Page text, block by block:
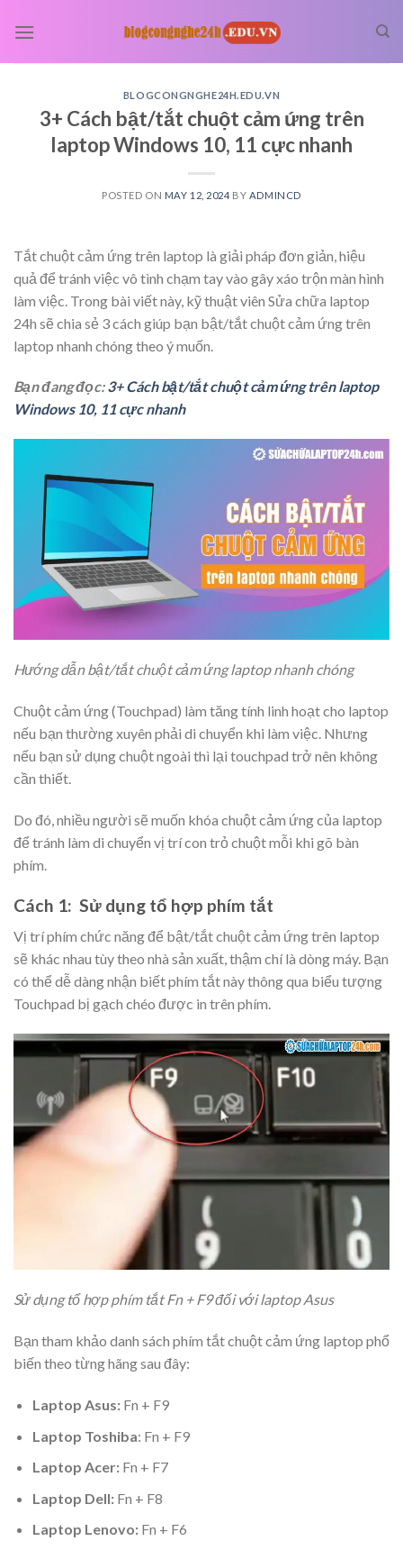
BLOGCONGNGHE24H.EDU.VN
3+ Cách bật/tắt chuột cảm ứng trên
laptop Windows 10, 11 cực nhanh
POSTED ON MAY 12, 2024 BY ADMINCD
Tắt chuột cảm ứng trên laptop là giải pháp đơn giản, hiệu
quả để tránh việc vô tình chạm tay vào gây xáo trộn màn hình
làm việc. Trong bài viết này, kỹ thuật viên Sửa chữa laptop
24h sẽ chia sẻ 3 cách giúp bạn bật/tắt chuột cảm ứng trên
laptop nhanh chóng theo ý muốn.
Bạn đang đọc:3+ Cách bật/tắt chuột cảm ứng trên laptop
Windows 10, 11 cực nhanh
Hướng dẫn bật/tắt chuột cảm ứng laptop nhanh chóng
Chuột cảm ứng (Touchpad) làm tăng tính linh hoạt cho laptop
nếu bạn thường xuyên phải di chuyển khi làm việc. Nhưng
nếu bạn sử dụng chuột ngoài thì lại touchpad trở nên không
cần thiết.
Do đó, nhiều người sẽ muốn khóa chuột cảm ứng của laptop
để tránh làm di chuyển vị trí con trỏ chuột mỗi khi gõ bàn
phím.
Cách 1: Sử dụng tổ hợp phím tắt
Vị trí phím chức năng để bật/tắt chuột cảm ứng trên laptop
sẽ khác nhau tùy theo nhà sản xuất, thậm chí là dòng máy. Bạn
có thể dễ dàng nhận biết phím tắt này thông qua biểu tượng
Touchpad bị gạch chéo được in trên phím.
Sử dụng tổ hợp phím tắt Fn + F9 đối với laptop Asus
Bạn tham khảo danh sách phím tắt chuột cảm ứng laptop phổ
biến theo từng hãng sau đây:
Laptop Asus:Fn + F9
Laptop Toshiba: Fn + F9
Laptop Acer:Fn + F7
Laptop Dell:Fn + F8
Laptop Lenovo:Fn + F6